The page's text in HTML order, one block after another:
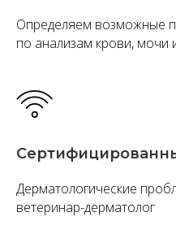
Определяем возможные
по анализам крови, мочи
Дерматологические
ветеринар-дерматолог